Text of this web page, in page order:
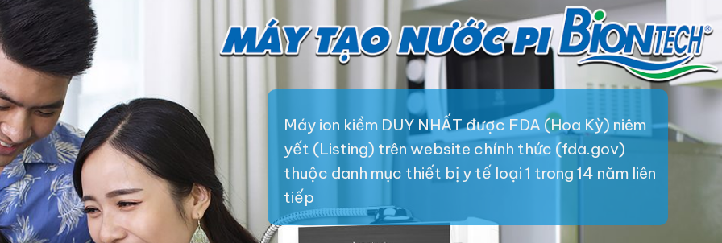
Máy ion kiềm DUY NHẤT được FDA (Hoa Kỳ) niêm
yết (Listing) trên website chính thức (fda.gov)
thuộc danh mục thiết bị y tế loại 1 trong 14 năm liên
tiếp